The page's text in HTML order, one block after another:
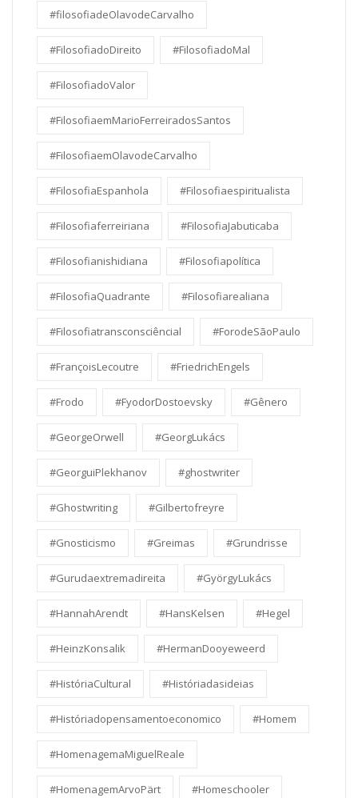
#filosofiadeOlavodeCarvalho
#FilosofiadoDireito #FilosofiadoMal
#FilosofiadoValor
#FilosofiaemMarioFerreiradosSantos
#FilosofiaemOlavodeCarvalho
#FilosofiaEspanhola #Filosofiaespiritualista
#Filosofiaferreiriana #FilosofiaJabuticaba
#Filosofianishidiana #Filosofiapolítica
#FilosofiaQuadrante #Filosofiarealiana
#Filosofiatransconsciêncial #ForodeSãoPaulo
#FrançoisLecoutre #FriedrichEngels
#Frodo #FyodorDostoevsky #Gênero
#GeorgeOrwell #GeorgLukács
#GeorguiPlekhanov #ghostwriter
#Ghostwriting #Gilbertofreyre
#Gnosticismo #Greimas #Grundrisse
#Gurudaextremadireita #GyörgyLukács
#HannahArendt #HansKelsen #Hegel
#HeinzKonsalik #HermanDooyeweerd
#HistóriaCultural #Históriadasideias
#Históriadopensamentoeconomico #Homem
#HomenagemaMiguelReale
#HomenagemArvoPärt #Homeschooler